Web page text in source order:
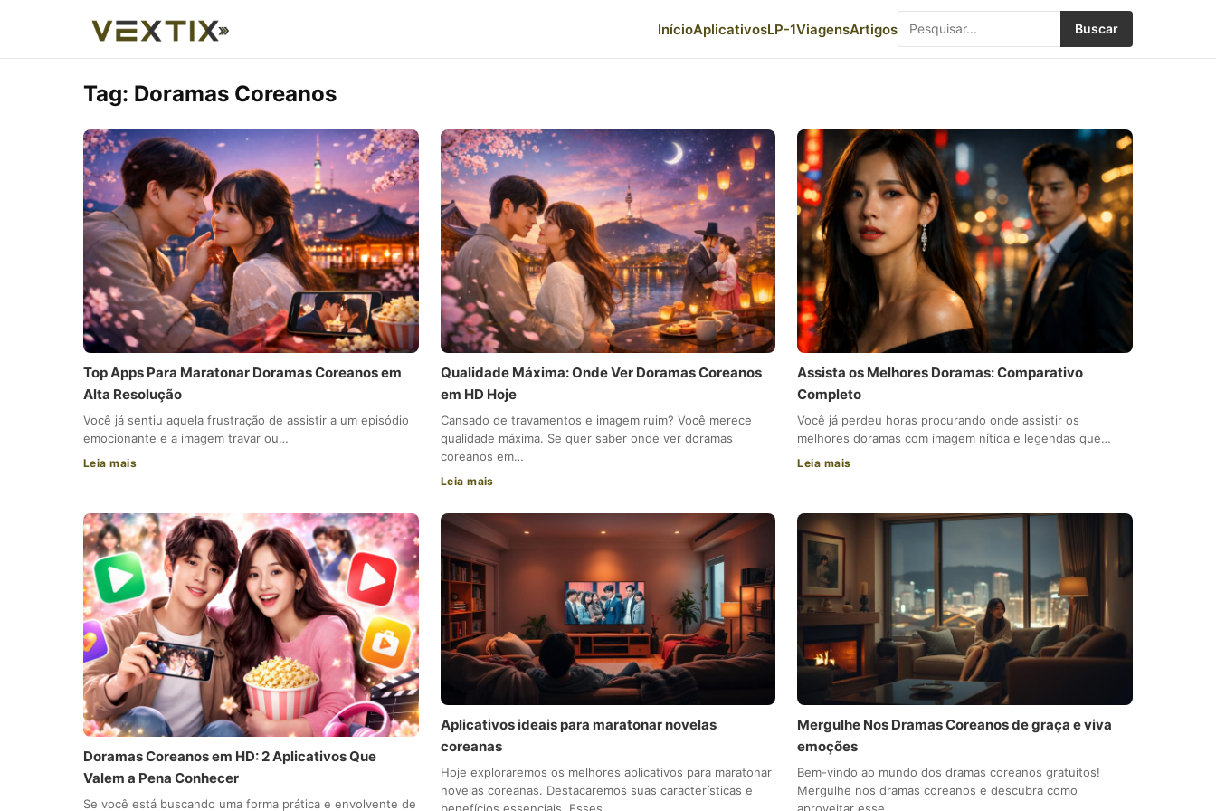
InícioAplicativosLP-1ViagensArtigos Buscar
Tag: Doramas Coreanos
Top Apps Para Maratonar Doramas Coreanos em
Alta Resolução
Você já sentiu aquela frustração de assistir a um episódio
emocionante e a imagem travar ou…
Leia mais
Qualidade Máxima: Onde Ver Doramas Coreanos
em HD Hoje
Cansado de travamentos e imagem ruim? Você merece
qualidade máxima. Se quer saber onde ver doramas
coreanos em…
Leia mais
Assista os Melhores Doramas: Comparativo
Completo
Você já perdeu horas procurando onde assistir os
melhores doramas com imagem nítida e legendas que…
Leia mais
Doramas Coreanos em HD: 2 Aplicativos Que
Valem a Pena Conhecer
Se você está buscando uma forma prática e envolvente de
Aplicativos ideais para maratonar novelas
coreanas
Hoje exploraremos os melhores aplicativos para maratonar
novelas coreanas. Destacaremos suas características e
Mergulhe Nos Dramas Coreanos de graça e viva
emoções
Bem-vindo ao mundo dos dramas coreanos gratuitos!
Mergulhe nos dramas coreanos e descubra como